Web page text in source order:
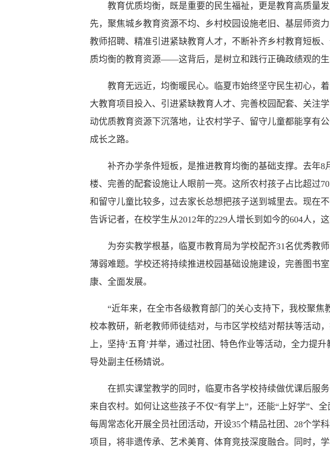
教育优质均衡，既是重要的民生福祉，更是教育高质量发
先，聚焦城乡教育资源不均、乡村校园设施老旧、基层师资
教师招聘、精准引进紧缺教育人才，不断补齐乡村教育短板
质均衡的教育资源——这背后，是树立和践行正确政绩观的生
教育无远近，均衡暖民心。临夏市始终坚守民生初心，着
大教育项目投入、引进紧缺教育人才、完善校园配套、关注
动优质教育资源下沉落地，让农村学子、留守儿童都能享有
成长之路。
补齐办学条件短板，是推进教育均衡的基础支撑。去年8
楼、完善的配套设施让人眼前一亮。这所农村孩子占比超过
和留守儿童比较多，过去家长总想把孩子送到城里去。现在
告诉记者，在校学生从2012年的229人增长到如今的604人，
为夯实教学根基，临夏市教育局为学校配齐31名优秀教
薄弱难题。学校还将持续推进校园基础设施建设，完善图书
康、全面发展。
“近年来，在全市各级教育部门的关心支持下，我校聚焦
校本教研，新老教师师徒结对，与市区学校结对帮扶等活动
上，坚持‘五育’并举，通过社团、特色作业等活动，全力提
导处副主任杨婧说。
在抓实课堂教学的同时，临夏市各学校持续做优课后服务
来自农村。如何让这些孩子不仅“有学上”，还能“上好学”、
每周常态化开展全员社团活动，开设35个精品社团、28个学
项目，将非遗传承、艺术美育、体育竞技深度融合。同时，